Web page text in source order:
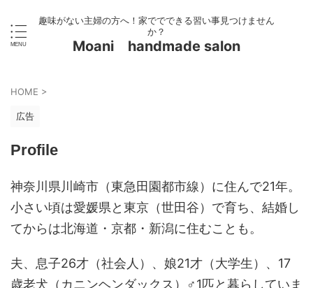
趣味がない主婦の方へ！家ででできる習い事見つけません
か？
Moani handmade salon
HOME >
広告
Profile
神奈川県川崎市（東急田園都市線）に住んで21年。
小さい頃は愛媛県と東京（世田谷）で育ち、結婚し
てからは北海道・京都・新潟に住むことも。
夫、息子26才（社会人）、娘21才（大学生）、17
歳老犬（カニンヘンダックス）♂1匹と暮らしていま